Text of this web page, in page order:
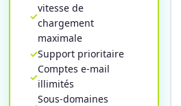
vitesse de
chargement
maximale
Support prioritaire
Comptes e-mail
illimités
Sous-domaines